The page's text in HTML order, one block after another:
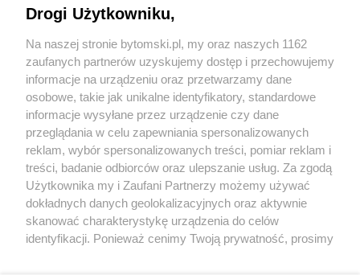
Wydawca mediów lokalnych
Nie zapomnij
zapoznać się z:
polityką prywatności regulamin korzystania z portali
Twojemiasto
Piekary Śląskie
Chorzów
Tarnowskie Góry
Skontaktuj sięz nami
Kontakt
Wydawca
Pogoda
Drogi Użytkowniku,
Na naszej stronie bytomski.pl, my oraz naszych 1162
zaufanych partnerów uzyskujemy dostęp i przechowujemy
informacje na urządzeniu oraz przetwarzamy dane
osobowe, takie jak unikalne identyfikatory, standardowe
informacje wysyłane przez urządzenie czy dane
przeglądania w celu zapewniania spersonalizowanych
reklam, wybór spersonalizowanych treści, pomiar reklam i
treści, badanie odbiorców oraz ulepszanie usług. Za zgodą
Użytkownika my i Zaufani Partnerzy możemy używać
dokładnych danych geolokalizacyjnych oraz aktywnie
skanować charakterystykę urządzenia do celów
identyfikacji. Ponieważ cenimy Twoją prywatność, prosimy